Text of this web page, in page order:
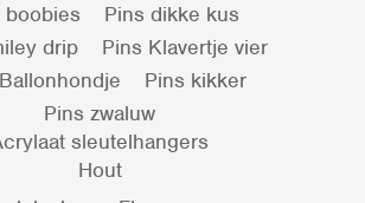
boobies
Pins dikke kus
drip
Pins Klavertje vier
Pins kikker
Pins zwaluw
sleutelhangers
Hout